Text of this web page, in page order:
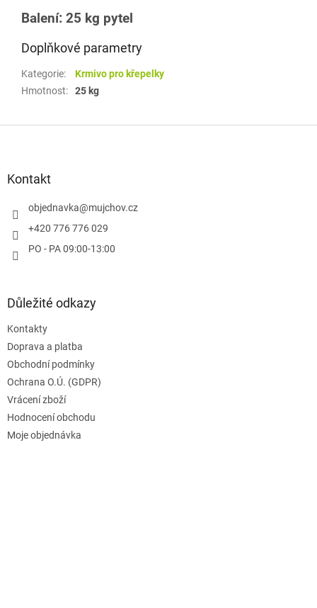
Balení: 25 kg pytel
Doplňkové parametry
Kategorie:
Krmivo pro křepelky
Hmotnost: 25 kg
Kontakt
objednavka@mujchov.cz
+420 776 776 029
PO - PA 09:00-13:00
Důležité odkazy
Kontakty
Doprava a platba
Obchodní podmínky
Ochrana O.Ú. (GDPR)
Vrácení zboží
Hodnocení obchodu
Moje objednávka